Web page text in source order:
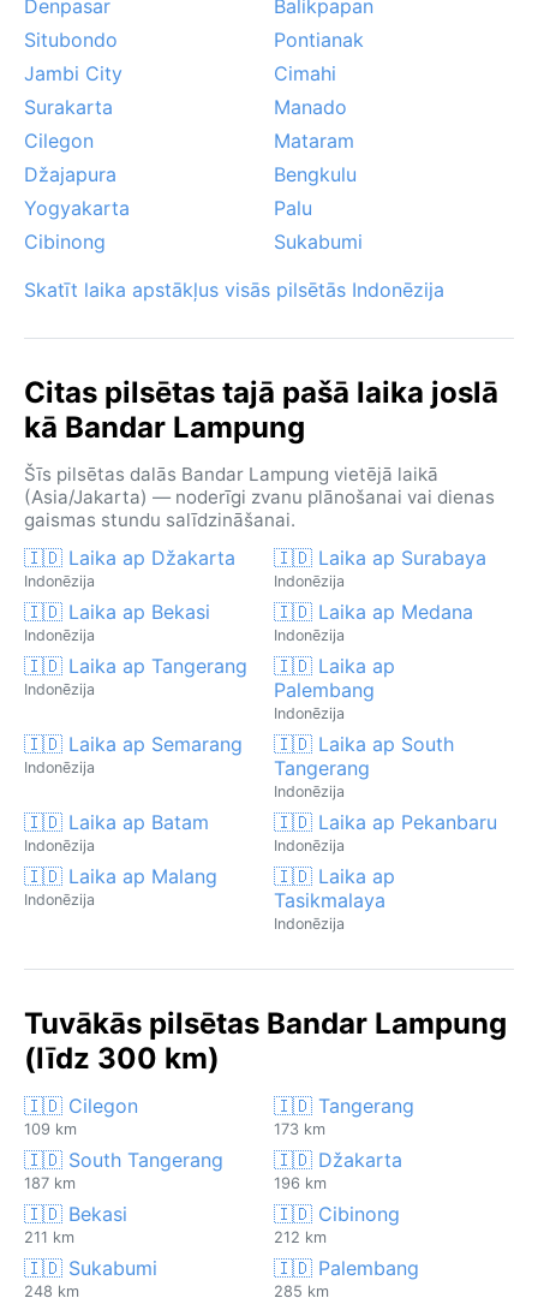
Denpasar
Balikpapan
Situbondo
Pontianak
Jambi City
Cimahi
Surakarta
Manado
Cilegon
Mataram
Džajapura
Bengkulu
Yogyakarta
Palu
Cibinong
Sukabumi
Skatīt laika apstākļus visās pilsētās Indonēzija
Citas pilsētas tajā pašā laika joslā
kā Bandar Lampung
Šīs pilsētas dalās Bandar Lampung vietējā laikā
(Asia/Jakarta) — noderīgi zvanu plānošanai vai dienas
gaismas stundu salīdzināšanai.
🇮🇩 Laika ap Džakarta
Indonēzija
🇮🇩 Laika ap Surabaya
Indonēzija
🇮🇩 Laika ap Bekasi
Indonēzija
🇮🇩 Laika ap Medana
Indonēzija
🇮🇩 Laika ap Tangerang
Indonēzija
🇮🇩 Laika ap
Palembang
Indonēzija
🇮🇩 Laika ap Semarang
Indonēzija
🇮🇩 Laika ap South
Tangerang
Indonēzija
🇮🇩 Laika ap Batam
Indonēzija
🇮🇩 Laika ap Pekanbaru
Indonēzija
🇮🇩 Laika ap Malang
Indonēzija
🇮🇩 Laika ap
Tasikmalaya
Indonēzija
Tuvākās pilsētas Bandar Lampung
(līdz 300 km)
🇮🇩 Cilegon
109 km
🇮🇩 Tangerang
173 km
🇮🇩 South Tangerang
187 km
🇮🇩 Džakarta
196 km
🇮🇩 Bekasi
211 km
🇮🇩 Cibinong
212 km
🇮🇩 Sukabumi
248 km
🇮🇩 Palembang
285 km